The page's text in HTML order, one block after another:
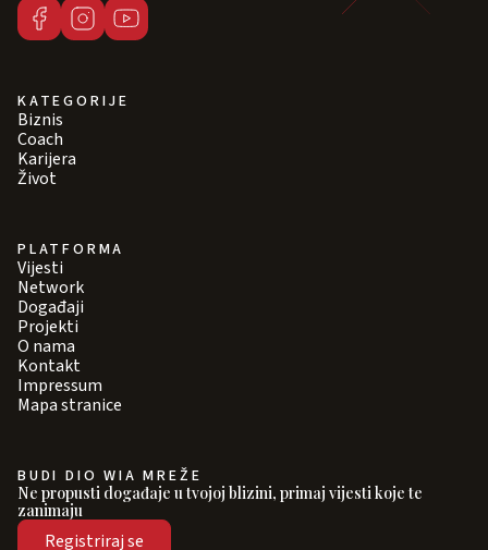
KATEGORIJE
Biznis
Coach
Karijera
Život
PLATFORMA
Vijesti
Network
Događaji
Projekti
O nama
Kontakt
Impressum
Mapa stranice
BUDI DIO WIA MREŽE
Ne propusti događaje u tvojoj blizini, primaj vijesti koje te
zanimaju
Registriraj se